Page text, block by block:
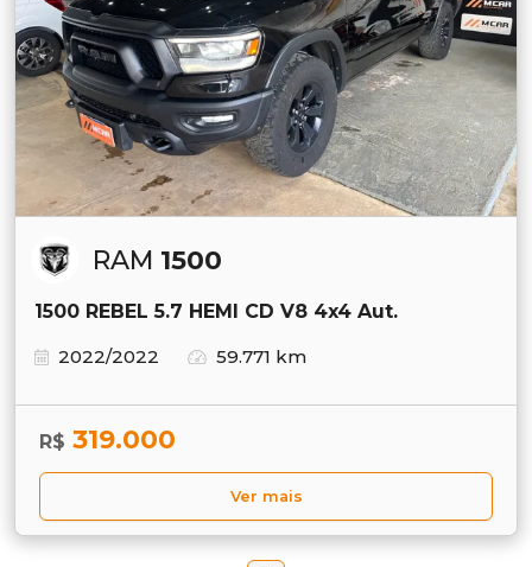
RAM 1500
1500 REBEL 5.7 HEMI CD V8 4x4 Aut.
2022/2022
59.771 km
R$ 319.000
Ver mais